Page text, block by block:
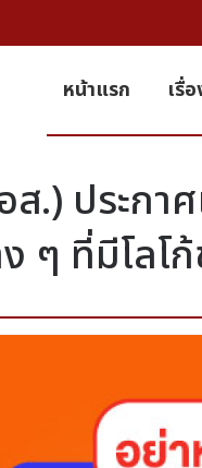
หน้าแรก เรื่
ส.) ประก
ๆ ที่มีโลโ